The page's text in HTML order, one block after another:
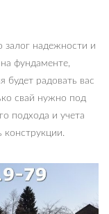
залог надежности и
фундаменте,
будет радовать вас
свай нужно под
подхода и учета
конструкции.